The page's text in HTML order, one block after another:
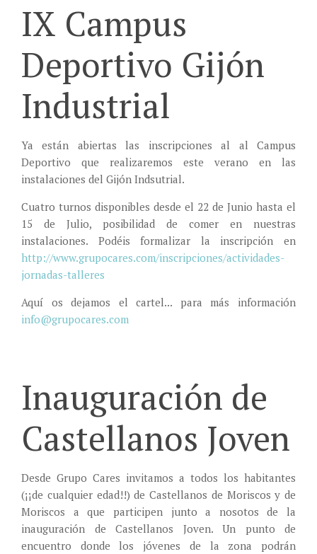
IX Campus
Deportivo Gijón
Industrial
Ya están abiertas las inscripciones al al Campus
Deportivo que realizaremos este verano en las
instalaciones del Gijón Indsutrial.
Cuatro turnos disponibles desde el 22 de Junio hasta el
15 de Julio, posibilidad de comer en nuestras
instalaciones. Podéis formalizar la inscripción en
http://www.grupocares.com/inscripciones/actividades-
jornadas-talleres
Aquí os dejamos el cartel... para más información
info@grupocares.com
Inauguración de
Castellanos Joven
Desde Grupo Cares invitamos a todos los habitantes
(¡¡de cualquier edad!!) de Castellanos de Moriscos y de
Moriscos a que participen junto a nosotos de la
inauguración de Castellanos Joven. Un punto de
encuentro donde los jóvenes de la zona podrán